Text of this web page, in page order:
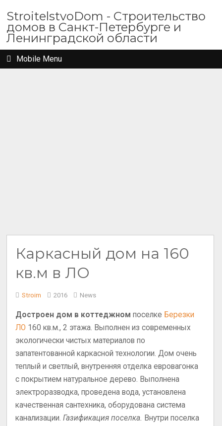
StroitelstvoDom - Строительство
домов в Санкт-Петербурге и
Ленинградской области
Mobile Menu
Каркасный дом на 160
кв.м в ЛО
Stroim 2016 News
Достроен дом в коттеджном поселке Березки
ЛО 160 кв.м., 2 этажа. Выполнен из современных
экологически чистых материалов по
запатентованной каркасной технологии. Дом очень
теплый и светлый, внутренняя отделка евровагонка
с покрытием натуральное дерево. Выполнена
электроразводка, проведена вода, установлена
качественная сантехника, оборудована система
канализации.Газификация поселка. Внутри поселка